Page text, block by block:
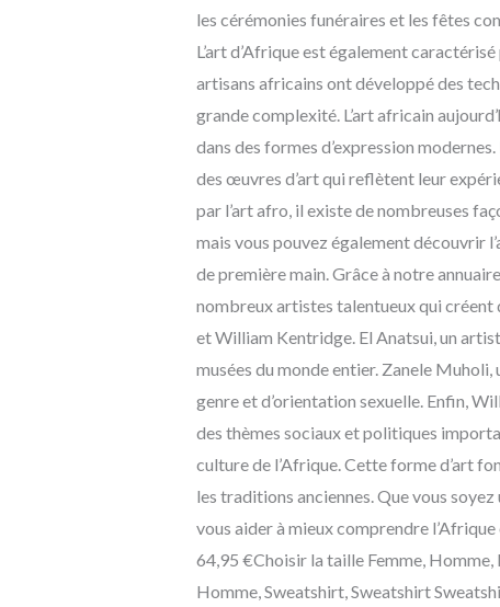
les cérémonies funéraires et les fêtes
L’art d’Afrique est également
artisans africains ont développé des
grande complexité. L’art africain
dans des formes d’expression
des œuvres d’art qui reflètent leur
par l’art afro, il existe de nombreuses
mais vous pouvez également découvrir
de première main. Grâce à notre
nombreux artistes talentueux qui créent
et William Kentridge. El Anatsui, un
musées du monde entier. Zanele
genre et d’orientation sexuelle. Enfin,
des thèmes sociaux et politiques
culture de l’Afrique. Cette forme d’art
les traditions anciennes. Que vous
vous aider à mieux comprendre
64,95 €Choisir la taille Femme,
Homme, Sweatshirt, Sweatshirt